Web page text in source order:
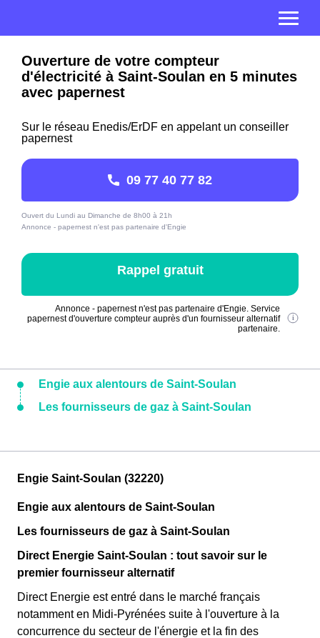
Ouverture de votre compteur
d'électricité à Saint-Soulan en 5 minutes
avec papernest
Sur le réseau Enedis/ErDF en appelant un conseiller
papernest
09 77 40 77 82
Ouvert du Lundi au Dimanche de 8h00 à 21h
Annonce - papernest n'est pas partenaire d'Engie
Rappel gratuit
Annonce - papernest n'est pas partenaire d'Engie. Service
papernest d'ouverture compteur auprès d'un fournisseur alternatif
partenaire.
Engie aux alentours de Saint-Soulan
Les fournisseurs de gaz à Saint-Soulan
Engie Saint-Soulan (32220)
Engie aux alentours de Saint-Soulan
Les fournisseurs de gaz à Saint-Soulan
Direct Energie Saint-Soulan : tout savoir sur le
premier fournisseur alternatif
Direct Energie est entré dans le marché français
notamment en Midi-Pyrénées suite à l'ouverture à la
concurrence du secteur de l'énergie et la fin des